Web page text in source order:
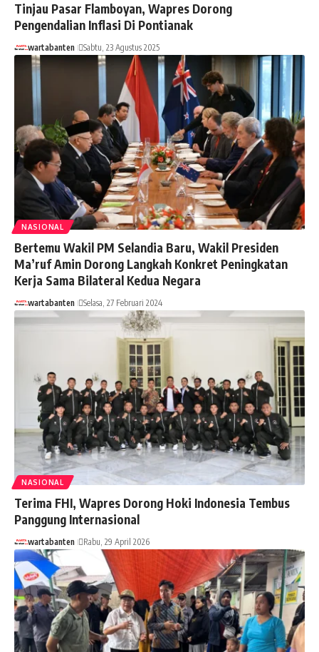
Tinjau Pasar Flamboyan, Wapres Dorong
Pengendalian Inflasi Di Pontianak
wartabanten Sabtu, 23 Agustus 2025
NASIONAL
Bertemu Wakil PM Selandia Baru, Wakil Presiden
Ma’ruf Amin Dorong Langkah Konkret Peningkatan
Kerja Sama Bilateral Kedua Negara
wartabanten Selasa, 27 Februari 2024
NASIONAL
Terima FHI, Wapres Dorong Hoki Indonesia Tembus
Panggung Internasional
wartabanten Rabu, 29 April 2026